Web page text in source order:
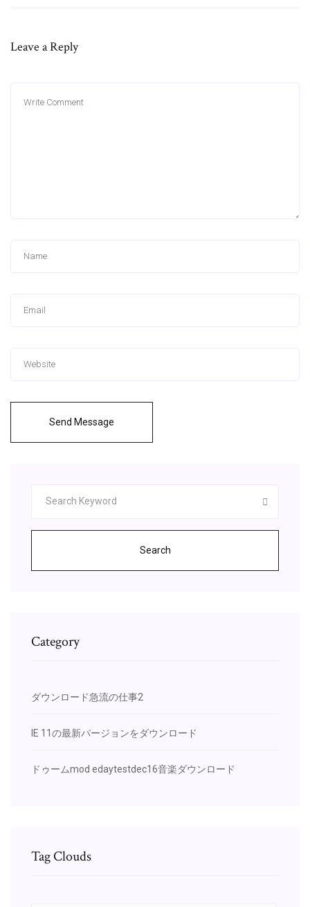
Leave a Reply
Send Message
Search
Category
ダウンロード急流の仕事2
IE 11の最新バージョンをダウンロード
ドゥームmod edaytestdec16音楽ダウンロード
Tag Clouds